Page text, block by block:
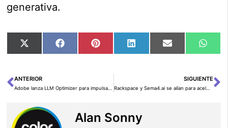
generativa.
Compartir
en
X
(Twitter)
Compartir
en
FacebookCompartir
en
PinterestCompartir
en
LinkedInCompartir
en
Email
en
Ant
ANTERIOR SIGUIENTE
Alan Sonny